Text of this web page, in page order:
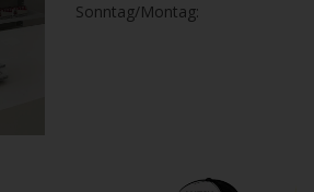
Sonntag/Montag: